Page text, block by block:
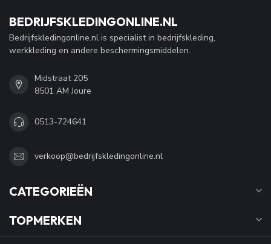
BEDRIJFSKLEDINGONLINE.NL
Bedrijfskledingonline.nl is specialist in bedrijfskleding,
werkkleding en andere beschermingsmiddelen.
Midstraat 205
8501 AM Joure
0513-724641
verkoop@bedrijfskledingonline.nl
CATEGORIEËN
TOPMERKEN